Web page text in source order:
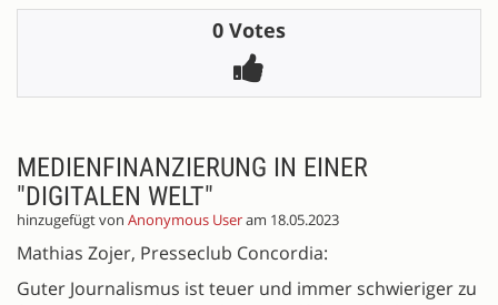
0 Votes
MEDIENFINANZIERUNG IN EINER
"DIGITALEN WELT"
hinzugefügt von Anonymous Useram 18.05.2023
Mathias Zojer, Presseclub Concordia:
Guter Journalismus ist teuer und immer schwieriger zu